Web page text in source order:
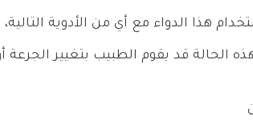
هذا الدواء مع أي من الأدوية
الحالة قد يقوم الطبيب بتغيير